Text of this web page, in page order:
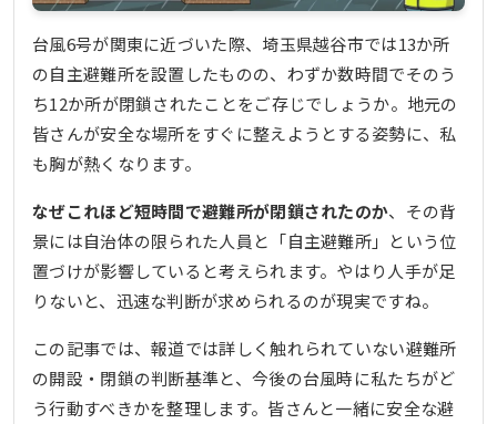
台風6号が関東に近づいた際、埼玉県越谷市では13か所
の自主避難所を設置したものの、わずか数時間でそのう
ち12か所が閉鎖されたことをご存じでしょうか。地元の
皆さんが安全な場所をすぐに整えようとする姿勢に、私
も胸が熱くなります。
なぜこれほど短時間で避難所が閉鎖されたのか、その背
景には自治体の限られた人員と「自主避難所」という位
置づけが影響していると考えられます。やはり人手が足
りないと、迅速な判断が求められるのが現実ですね。
この記事では、報道では詳しく触れられていない避難所
の開設・閉鎖の判断基準と、今後の台風時に私たちがど
う行動すべきかを整理します。皆さんと一緒に安全な避